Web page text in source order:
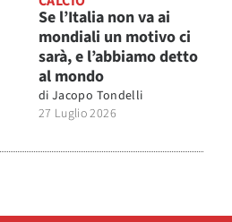
Se l’Italia non va ai
mondiali un motivo ci
sarà, e l’abbiamo detto
al mondo
di Jacopo Tondelli
27 Luglio 2026